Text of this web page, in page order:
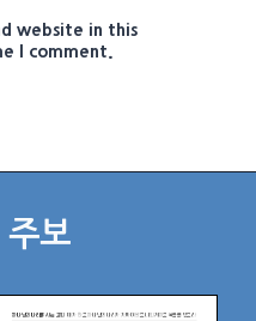
website in this
I comment.
주보